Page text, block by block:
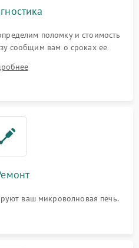
поломку и стоимость
сообщим вам о сроках ее
ваш микроволновая печь.